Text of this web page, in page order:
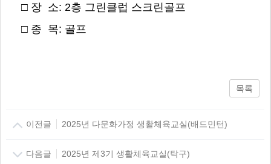
□ 장 소: 2층 그린클럽 스크린골프
□ 종 목: 골프
목록
이전글 2025년 다문화가정 생활체육교실(배드민턴)
다음글 2025년 제3기 생활체육교실(탁구)